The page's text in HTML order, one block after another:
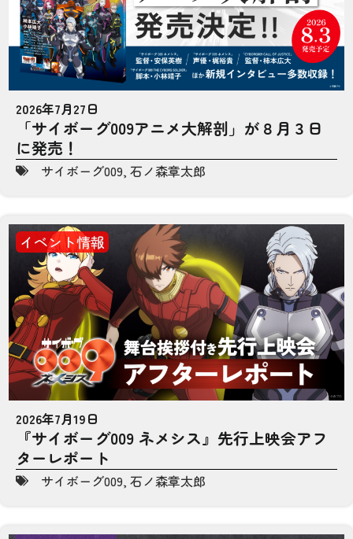
2026年7月27日
「サイボーグ009アニメ大解剖」が８月３日
に発売！
サイボーグ009, 石ノ森章太郎
イベント情報
2026年7月19日
『サイボーグ009 ネメシス』先行上映会アフ
ターレポート
サイボーグ009, 石ノ森章太郎